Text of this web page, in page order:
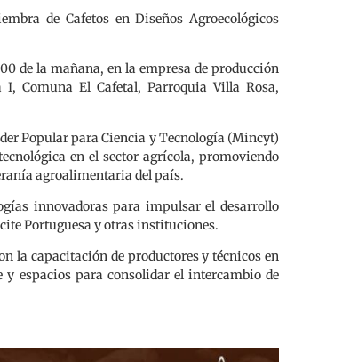
de Cafetos en Diseños Agroecológicos
de la mañana, en la empresa de producción
Comuna El Cafetal, Parroquia Villa Rosa,
Popular para Ciencia y Tecnología (Mincyt)
en el sector agrícola, promoviendo
agroalimentaria del país.
innovadoras para impulsar el desarrollo
Portuguesa y otras instituciones.
la capacitación de productores y técnicos en
y espacios para consolidar el intercambio de